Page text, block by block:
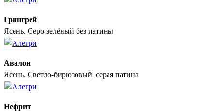
Грингрей
Ясень. Серо-зелёный без патины
Авалон
Ясень. Светло-бирюзовый, серая патина
Нефрит